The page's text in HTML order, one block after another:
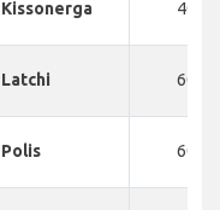
Kissonerga 40
Latchi 60
Polis 60